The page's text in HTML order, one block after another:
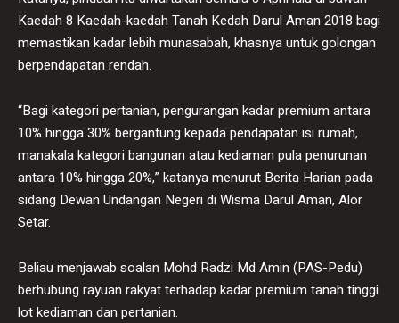
Kaedah 8 Kaedah-kaedah Tanah Kedah Darul Aman 2018 bagi
memastikan kadar lebih munasabah, khasnya untuk golongan
berpendapatan rendah.
“Bagi kategori pertanian, pengurangan kadar premium antara
10% hingga 30% bergantung kepada pendapatan isi rumah,
manakala kategori bangunan atau kediaman pula penurunan
antara 10% hingga 20%,” katanya menurut Berita Harian pada
sidang Dewan Undangan Negeri di Wisma Darul Aman, Alor
Setar.
Beliau menjawab soalan Mohd Radzi Md Amin (PAS-Pedu)
berhubung rayuan rakyat terhadap kadar premium tanah tinggi
lot kediaman dan pertanian.